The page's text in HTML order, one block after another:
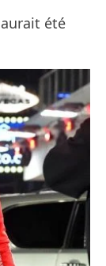
été